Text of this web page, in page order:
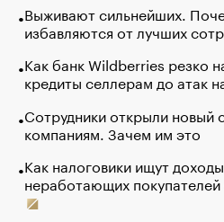
Выживают сильнейших.
избавляются от лучших
Как банк Wildberries резко
кредиты селлерам до атак
Сотрудники открыли новый
компаниям. Зачем им это
Как налоговики ищут доходы
неработающих покупателей